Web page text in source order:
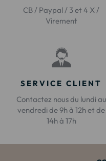
CB / Paypal / 3 et 4 X /
Virement
SERVICE CLIENT
Contactez nous du lundi au
vendredi de 9h à 12h et de
14h à 17h